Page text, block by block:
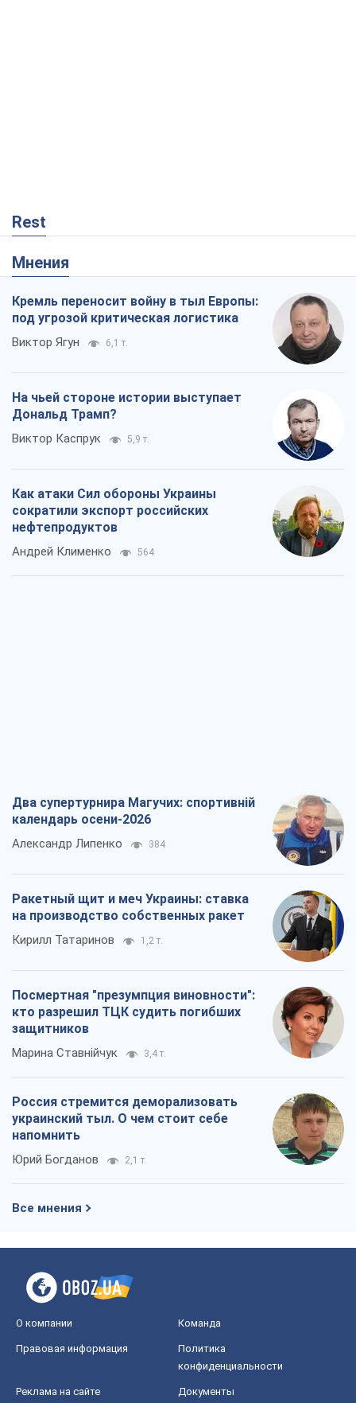
Rest
Мнения
Кремль переносит войну в тыл Европы:
под угрозой критическая логистика
Виктор Ягун 6,1 т.
На чьей стороне истории выступает
Дональд Трамп?
Виктор Каспрук 5,9 т.
Как атаки Сил обороны Украины
сократили экспорт российских
нефтепродуктов
Андрей Клименко 564
Два супертурнира Магучих: спортивній
календарь осени-2026
Александр Липенко 384
Ракетный щит и меч Украины: ставка
на производство собственных ракет
Кирилл Татаринов 1,2 т.
Посмертная "презумпция виновности":
кто разрешил ТЦК судить погибших
защитников
Марина Ставнійчук 3,4 т.
Россия стремится деморализовать
украинский тыл. О чем стоит себе
напомнить
Юрий Богданов 2,1 т.
Все мнения
О компании Команда
Правовая информация
Политика
конфиденциальности
Реклама на сайте Документы